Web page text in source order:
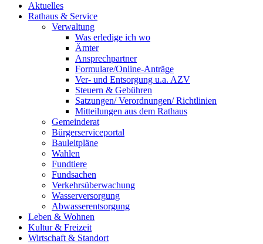
Aktuelles
Rathaus & Service
Verwaltung
Was erledige ich wo
Ämter
Ansprechpartner
Formulare/Online-Anträge
Ver- und Entsorgung u.a. AZV
Steuern & Gebühren
Satzungen/ Verordnungen/ Richtlinien
Mitteilungen aus dem Rathaus
Gemeinderat
Bürgerserviceportal
Bauleitpläne
Wahlen
Fundtiere
Fundsachen
Verkehrsüberwachung
Wasserversorgung
Abwasserentsorgung
Leben & Wohnen
Kultur & Freizeit
Wirtschaft & Standort